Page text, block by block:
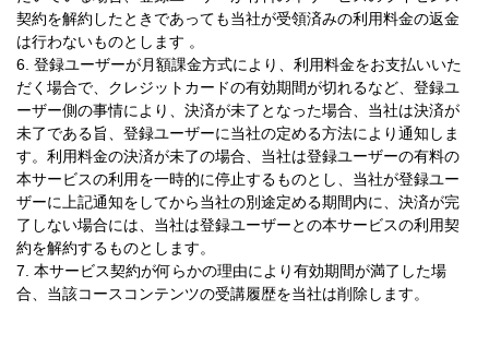
契約を解約したときであっても当社が受領済みの利用料金の返金
は行わないものとします 。
6. 登録ユーザーが月額課金方式により、利用料金をお支払いいた
だく場合で、クレジットカードの有効期間が切れるなど、登録ユ
ーザー側の事情により、決済が未了となった場合、当社は決済が
未了である旨、登録ユーザーに当社の定める方法により通知しま
す。利用料金の決済が未了の場合、当社は登録ユーザーの有料の
本サービスの利用を一時的に停止するものとし、当社が登録ユー
ザーに上記通知をしてから当社の別途定める期間内に、決済が完
了しない場合には、当社は登録ユーザーとの本サービスの利用契
約を解約するものとします。
7. 本サービス契約が何らかの理由により有効期間が満了した場
合、当該コースコンテンツの受講履歴を当社は削除します。